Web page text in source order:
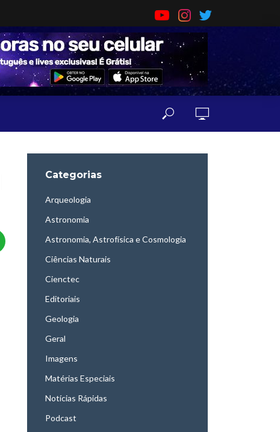
Categorias
Arqueologia
Astronomia
Astronomia, Astrofísica e Cosmologia
Ciências Naturais
Cienctec
Editoriais
Geologia
Geral
Imagens
Matérias Especiais
Notícias Rápidas
Podcast